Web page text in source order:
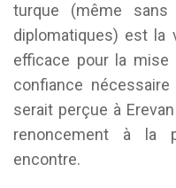
turque (même sans
diplomatiques) est la
efficace pour la mise
confiance
serait perçue à
renoncement à la
encontre.